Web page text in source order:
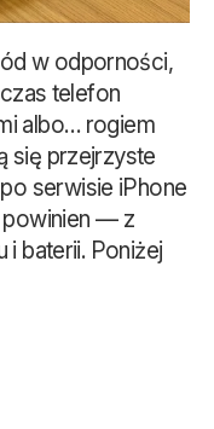
w odporności,
telefon
albo… rogiem
się przejrzyste
serwisie iPhone
powinien — z
i baterii. Poniżej